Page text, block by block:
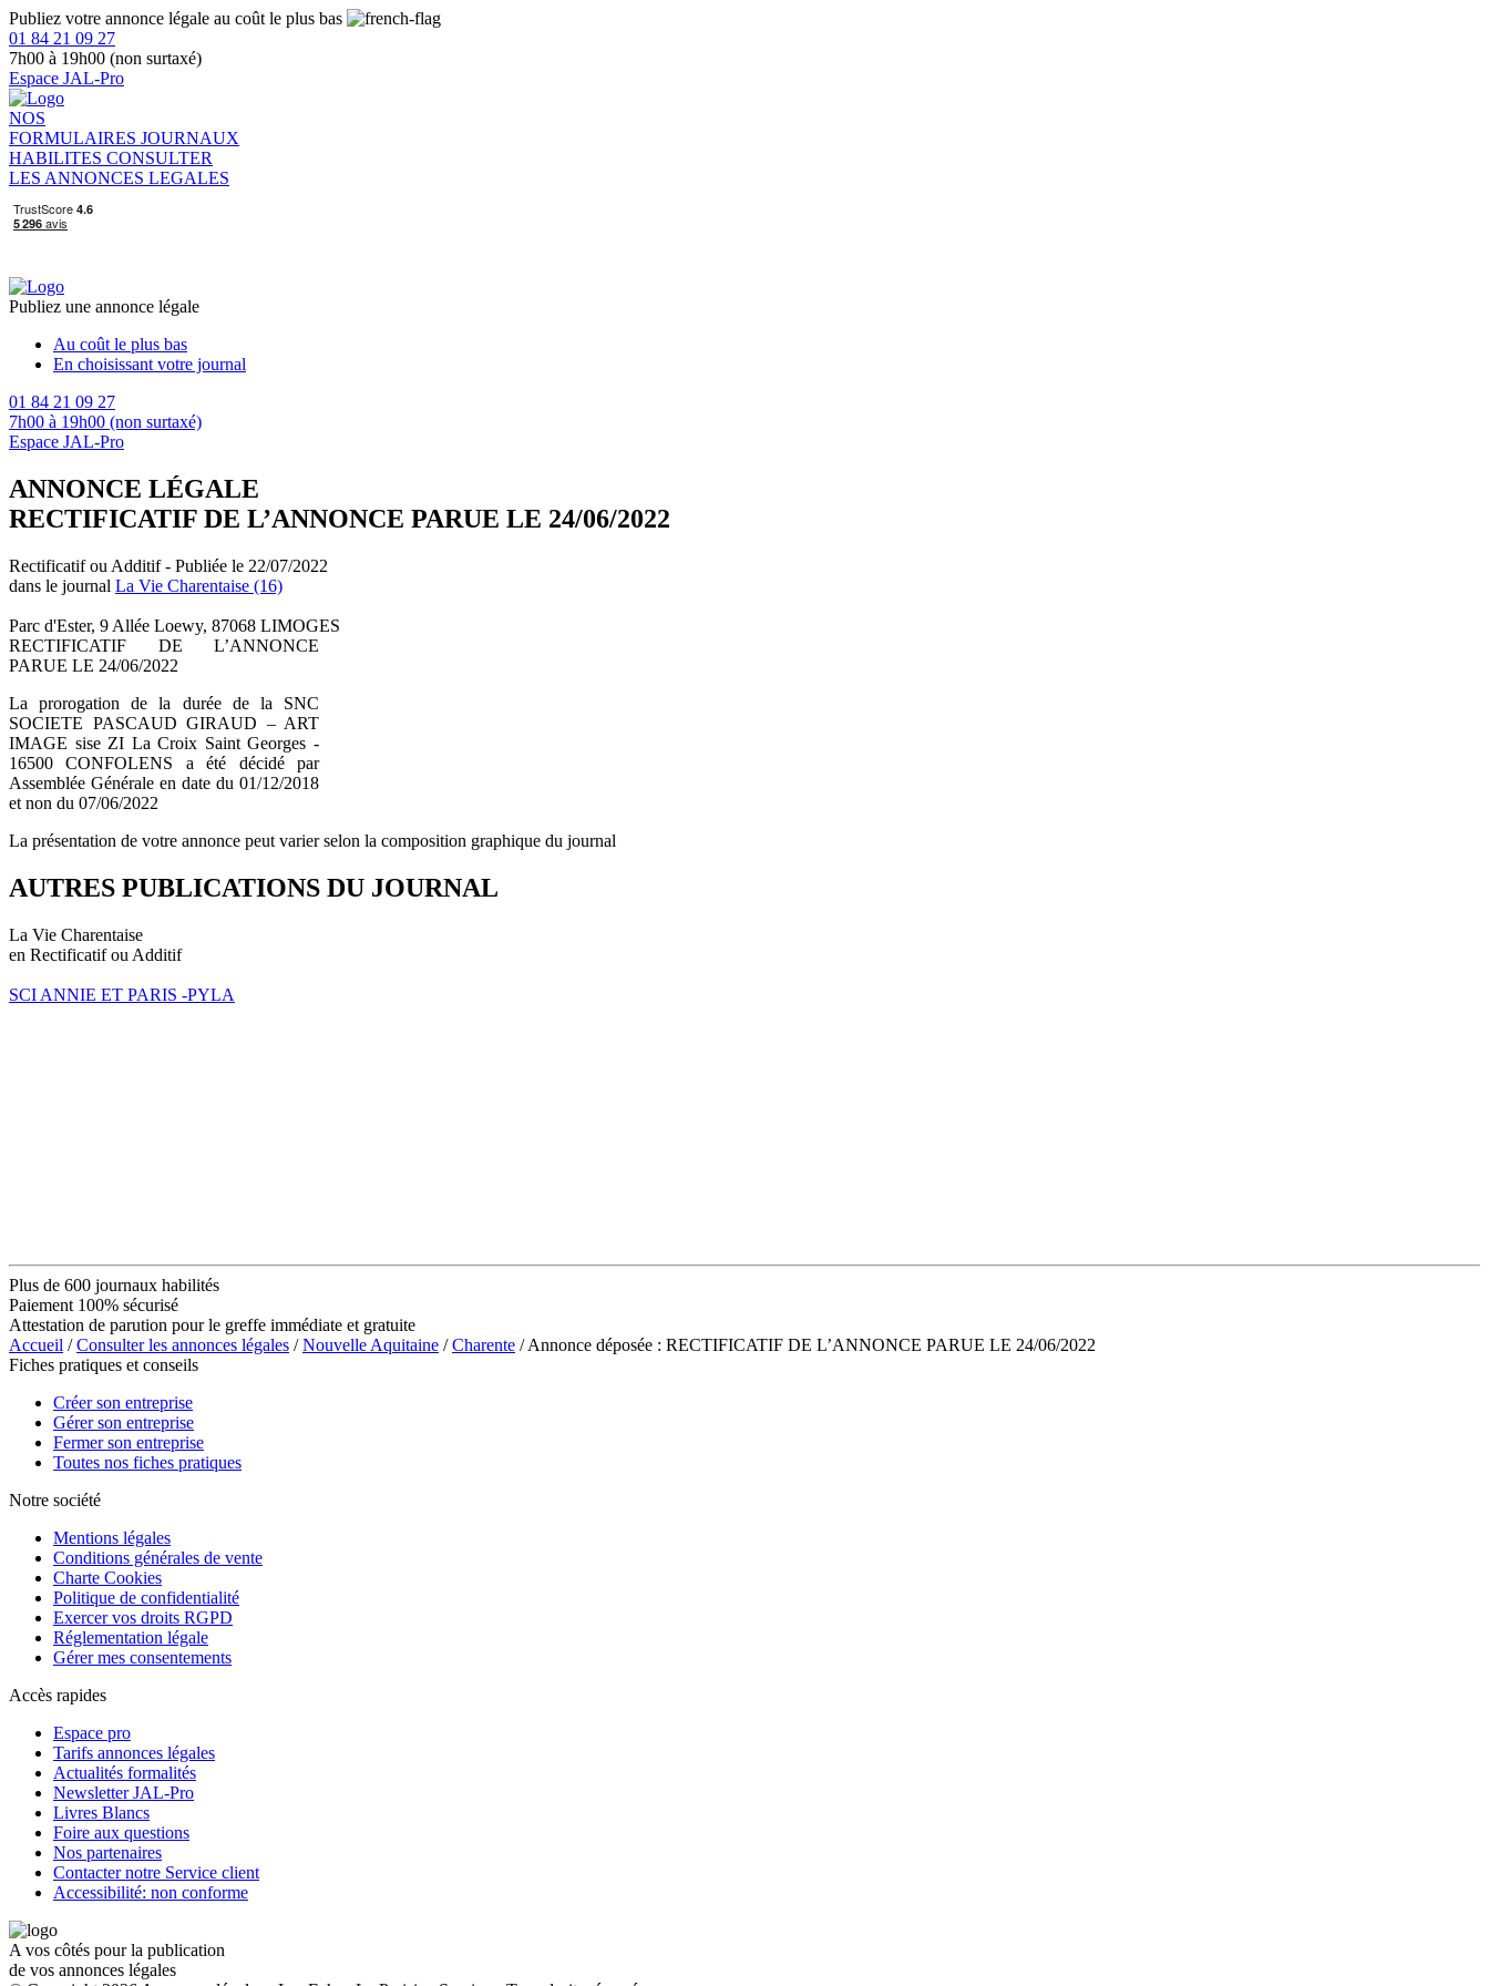
Publiez votre annonce légale au coût le plus bas
01 84 21 09 27
7h00 à 19h00 (non surtaxé)
Espace JAL-Pro
NOS
FORMULAIRES JOURNAUX
HABILITES CONSULTER
LES ANNONCES LEGALES
Publiez une annonce légale
Au coût le plus bas
En choisissant votre journal
01 84 21 09 27
7h00 à 19h00 (non surtaxé)
Espace JAL-Pro
ANNONCE LÉGALE
RECTIFICATIF DE L’ANNONCE PARUE LE 24/06/2022
Rectificatif ou Additif - Publiée le 22/07/2022
dans le journal La Vie Charentaise (16)
Parc d'Ester, 9 Allée Loewy, 87068 LIMOGES
RECTIFICATIF DE L’ANNONCE
PARUE LE 24/06/2022
La prorogation de la durée de la SNC
SOCIETE PASCAUD GIRAUD – ART
IMAGE sise ZI La Croix Saint Georges -
16500 CONFOLENS a été décidé par
Assemblée Générale en date du 01/12/2018
et non du 07/06/2022
La présentation de votre annonce peut varier selon la composition graphique du journal
AUTRES PUBLICATIONS DU JOURNAL
La Vie Charentaise
en Rectificatif ou Additif
SCI ANNIE ET PARIS -PYLA
Plus de 600 journaux habilités
Paiement 100% sécurisé
Attestation de parution pour le greffe immédiate et gratuite
Accueil /Consulter les annonces légales /Nouvelle Aquitaine /Charente / Annonce déposée : RECTIFICATIF DE L’ANNONCE PARUE LE 24/06/2022
Fiches pratiques et conseils
Créer son entreprise
Gérer son entreprise
Fermer son entreprise
Toutes nos fiches pratiques
Notre société
Mentions légales
Conditions générales de vente
Charte Cookies
Politique de confidentialité
Exercer vos droits RGPD
Réglementation légale
Gérer mes consentements
Accès rapides
Espace pro
Tarifs annonces légales
Actualités formalités
Newsletter JAL-Pro
Livres Blancs
Foire aux questions
Nos partenaires
Contacter notre Service client
Accessibilité: non conforme
A vos côtés pour la publication
de vos annonces légales